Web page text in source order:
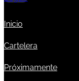
Inicio
Cartelera
Próximamente